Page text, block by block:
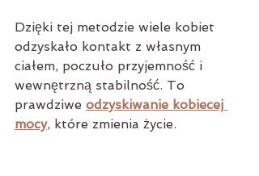
Dzięki tej metodzie wiele kobiet
odzyskało kontakt z własnym
ciałem, poczuło przyjemność i
wewnętrzną stabilność. To
prawdziwe odzyskiwanie kobiecej
mocy, które zmienia życie.